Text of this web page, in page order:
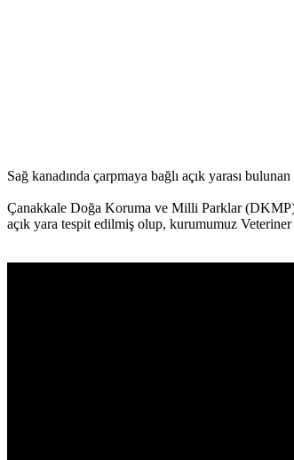
Sağ kanadında çarpmaya bağlı açık yarası
Çanakkale Doğa Koruma ve Milli Parklar (DKMP)
açık yara tespit edilmiş olup, kurumumuz